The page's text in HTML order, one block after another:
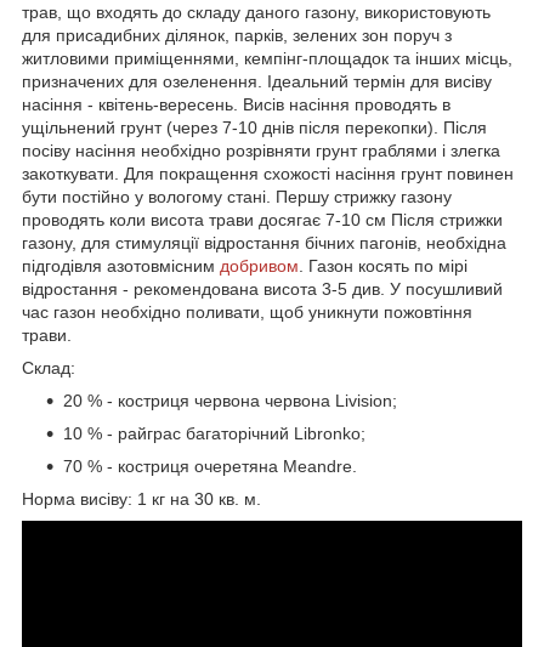
трав, що входять до складу даного газону, використовують
для присадибних ділянок, парків, зелених зон поруч з
житловими приміщеннями, кемпінг-площадок та інших місць,
призначених для озеленення. Ідеальний термін для висіву
насіння - квітень-вересень. Висів насіння проводять в
ущільнений грунт (через 7-10 днів після перекопки). Після
посіву насіння необхідно розрівняти грунт граблями і злегка
закоткувати. Для покращення схожості насіння грунт повинен
бути постійно у вологому стані. Першу стрижку газону
проводять коли висота трави досягає 7-10 см Після стрижки
газону, для стимуляції відростання бічних пагонів, необхідна
підгодівля азотовмісним добривом . Газон косять по мірі
відростання - рекомендована висота 3-5 див. У посушливий
час газон необхідно поливати, щоб уникнути пожовтіння
трави.
Склад:
20 % - костриця червона червона Livision;
10 % - райграс багаторічний Libronko;
70 % - костриця очеретяна Meandre.
Норма висіву: 1 кг на 30 кв. м.